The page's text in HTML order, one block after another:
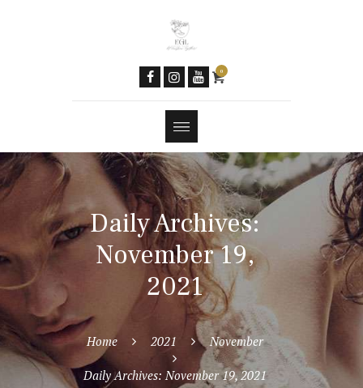
0
Daily Archives:
November 19,
2021
Home 2021 November
Daily Archives: November 19, 2021
Women & AI
Social Media
Newsletter
Features